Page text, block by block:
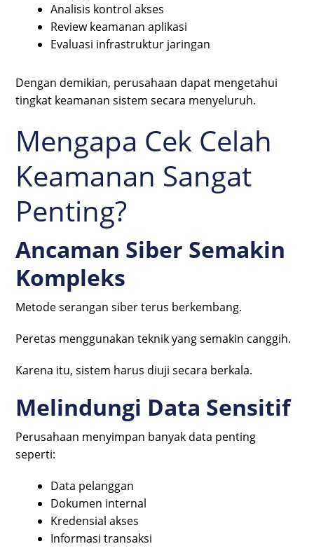
Analisis kontrol akses
Review keamanan aplikasi
Evaluasi infrastruktur jaringan
Dengan demikian, perusahaan dapat mengetahui
tingkat keamanan sistem secara menyeluruh.
Mengapa Cek Celah
Keamanan Sangat
Penting?
Ancaman Siber Semakin
Kompleks
Metode serangan siber terus berkembang.
Peretas menggunakan teknik yang semakin canggih.
Karena itu, sistem harus diuji secara berkala.
Melindungi Data Sensitif
Perusahaan menyimpan banyak data penting
seperti:
Data pelanggan
Dokumen internal
Kredensial akses
Informasi transaksi